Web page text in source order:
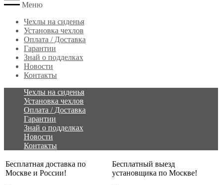
Меню
Чехлы на сиденья
Установка чехлов
Оплата / Доставка
Гарантии
Знай о подделках
Новости
Контакты
Чехлы на сиденья
Установка чехлов
Оплата / Доставка
Гарантии
Знай о подделках
Новости
Контакты
Бесплатная доставка по
Москве и России!
Бесплатный выезд
установщика по Москве!